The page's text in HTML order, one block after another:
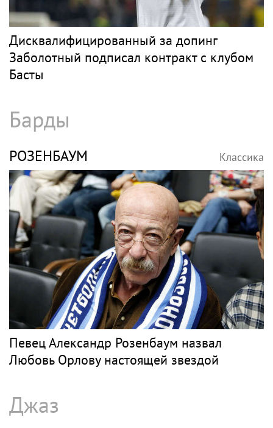
Дисквалифицированный за допинг
Заболотный подписал контракт с клубом
Басты
Барды
РОЗЕНБАУМ Классика
Певец Александр Розенбаум назвал
Любовь Орлову настоящей звездой
Джаз